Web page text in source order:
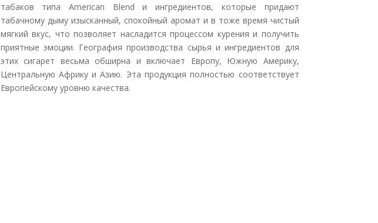
табаков типа American Blend и ингредиентов, которые придают
табачному дыму изысканный, спокойный аромат и в тоже время чистый
мягкий вкус, что позволяет насладится процессом курения и получить
приятные эмоции. География производства сырья и ингредиентов для
этих сигарет весьма обширна и включает Европу, Южную Америку,
Центральную Африку и Азию. Эта продукция полностью соответствует
Европейскому уровню качества.